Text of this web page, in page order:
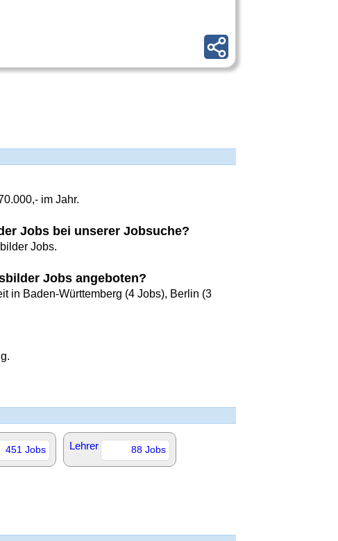
im Jahr.
Jobs bei unserer Jobsuche?
Jobs.
Jobs angeboten?
in Baden-Württemberg (4 Jobs), Berlin (3
451 Jobs Lehrer 88 Jobs